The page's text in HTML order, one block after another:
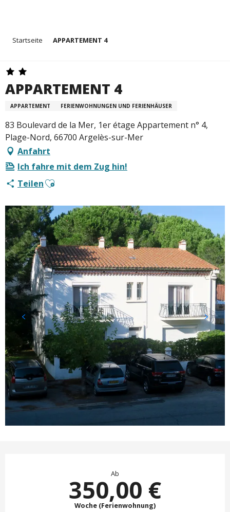
principal
Startseite APPARTEMENT 4
APPARTEMENT 4
APPARTEMENT FERIENWOHNUNGEN UND FERIENHÄUSER
83 Boulevard de la Mer, 1er étage Appartement n° 4,
Plage-Nord, 66700 Argelès-sur-Mer
Anfahrt
Ich fahre mit dem Zug hin!
TeilenAjouter aux favoris
Ab
350,00 €
Woche (Ferienwohnung)